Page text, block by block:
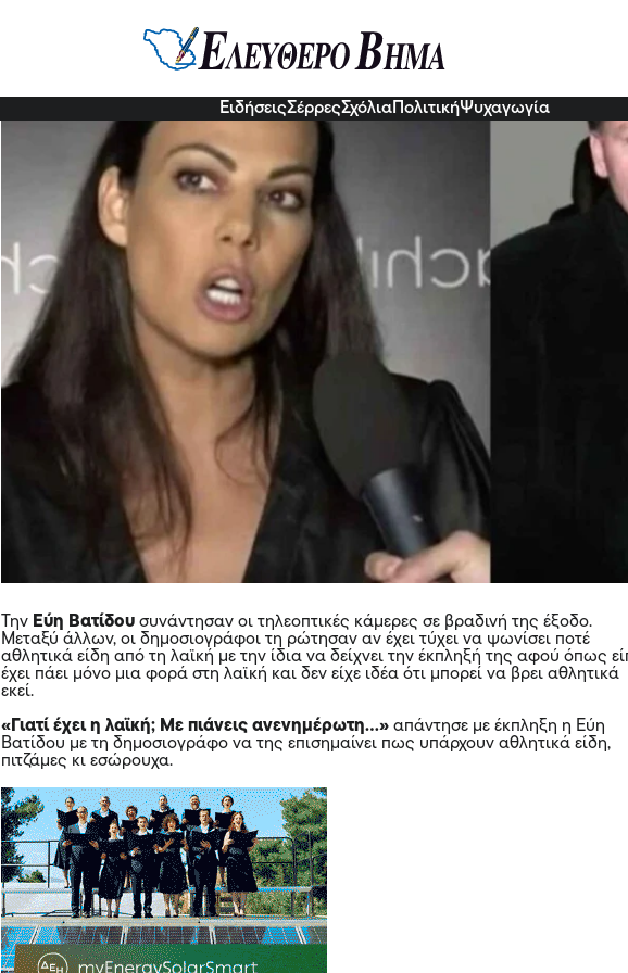
ΕιδήσειςΣέρρεςΣχόλια ΠολιτικήΨυχαγωγία
Εύη Βατίδου: «Δεν ψωνίζω αθλητικά άπο
μόνο μια φορά στη ζωή μου κι αυτή στης
eVima Serres Team10 Δεκ 2022, 21:06
Την Εύη Βατίδου συνάντησαν οι τηλεοπτικές κάμερες σε βραδινή της έξοδο.
Μεταξύ άλλων, οι δημοσιογράφοι τη ρώτησαν αν έχει τύχει να ψωνίσει ποτέ
αθλητικά είδη από τη λαϊκή με την ίδια να δείχνει την έκπληξή της αφού όπως
έχει πάει μόνο μια φορά στη λαϊκή και δεν είχε ιδέα ότι μπορεί να βρει αθλητικά
εκεί.
«Γιατί έχει η λαϊκή; Με πιάνεις ανενημέρωτη…» απάντησε με έκπληξη η Εύη
Βατίδου με τη δημοσιογράφο να της επισημαίνει πως υπάρχουν αθλητικά είδη,
πιτζάμες κι εσώρουχα.